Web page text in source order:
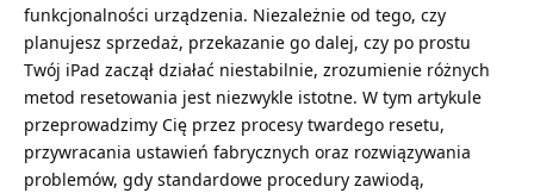
funkcjonalności urządzenia. Niezależnie od tego, czy
planujesz sprzedaż, przekazanie go dalej, czy po prostu
Twój iPad zaczął działać niestabilnie, zrozumienie różnych
metod resetowania jest niezwykle istotne. W tym artykule
przeprowadzimy Cię przez procesy twardego resetu,
przywracania ustawień fabrycznych oraz rozwiązywania
problemów, gdy standardowe procedury zawiodą,